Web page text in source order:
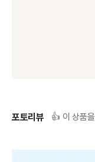
포토리뷰 👍 이 상품을